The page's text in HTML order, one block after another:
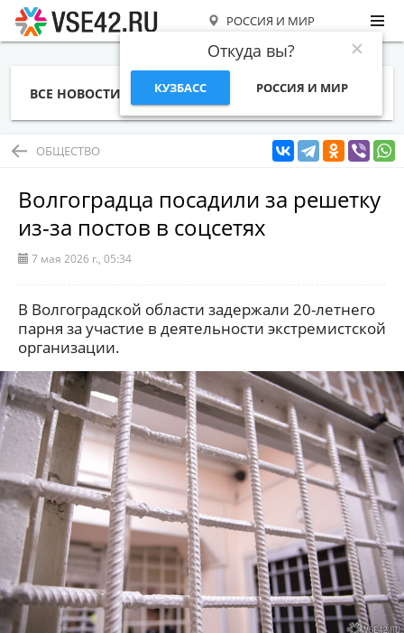
РОССИЯ И МИР
Откуда вы?
КУЗБАСС РОССИЯ И МИР
ВСЕ НОВОСТИ СТАТЬИ ТЕМЫ ФОТО
ОБЩЕСТВО
Волгоградца посадили за решетку
из-за постов в соцсетях
7 мая 2026 г., 05:34
В Волгоградской области задержали 20-летнего
парня за участие в деятельности экстремистской
организации.